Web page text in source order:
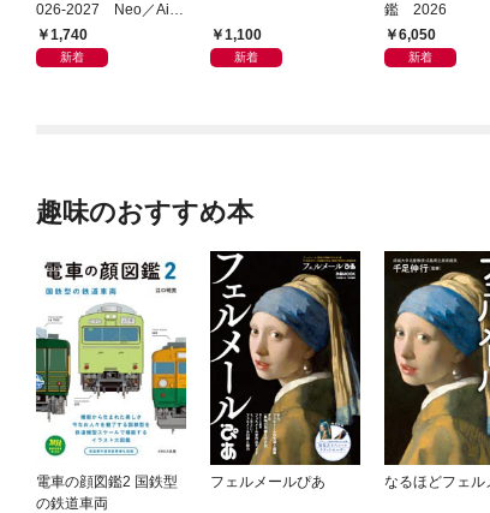
026-2027 Neo／Air
／Pro対応
1,740
新着
1,100
新着
鑑 2026
6,050
新着
趣味のおすすめ本
電車の顔図鑑2 国鉄型
の鉄道車両
フェルメールぴあ なるほどフェル